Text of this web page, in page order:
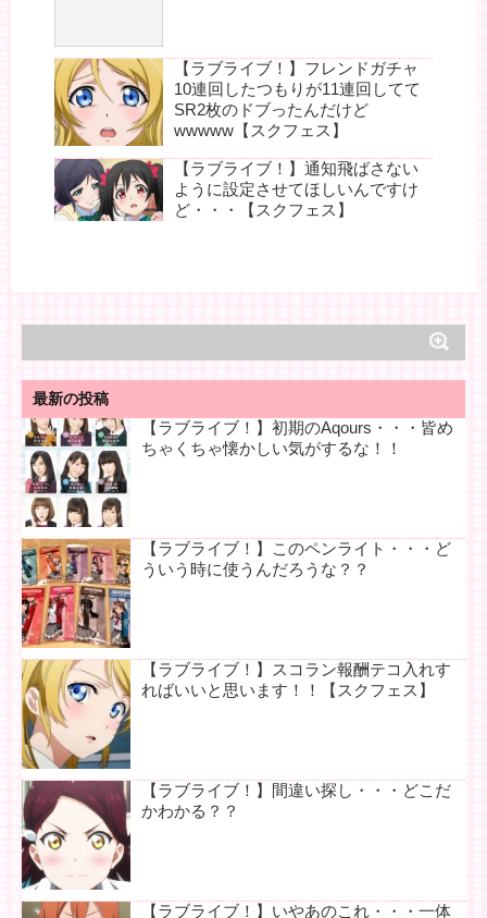
【ラブライブ！】フレンドガチャ
10連回したつもりが11連回してて
SR2枚のドブったんだけど
wwwww【スクフェス】
【ラブライブ！】通知飛ばさない
ように設定させてほしいんですけ
ど・・・【スクフェス】
最新の投稿
【ラブライブ！】初期のAqours・・・皆め
ちゃくちゃ懐かしい気がするな！！
【ラブライブ！】このペンライト・・・ど
ういう時に使うんだろうな？？
【ラブライブ！】スコラン報酬テコ入れす
ればいいと思います！！【スクフェス】
【ラブライブ！】間違い探し・・・どこだ
かわかる？？
【ラブライブ！】いやあのこれ・・・一体